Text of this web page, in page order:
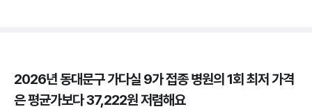
2026년 동대문구 가다실 9가 접종 병원의 1회 최저 가격
은 평균가보다 37,222원 저렴해요